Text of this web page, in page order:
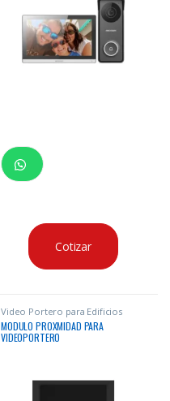
Cotizar
Video Portero para Edificios
MODULO PROXMIDAD PARA
VIDEOPORTERO